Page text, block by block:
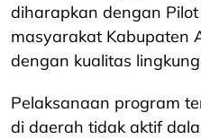
diharapkan dengan
masyarakat Kabupaten
dengan kualitas
Pelaksanaan program
di daerah tidak aktif